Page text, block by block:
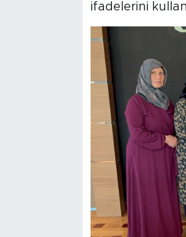
ifadelerini